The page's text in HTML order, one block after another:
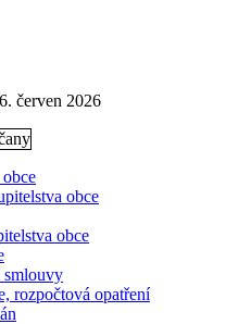
červen 2026
obce
obce
smlouvy
rozpočtová opatření